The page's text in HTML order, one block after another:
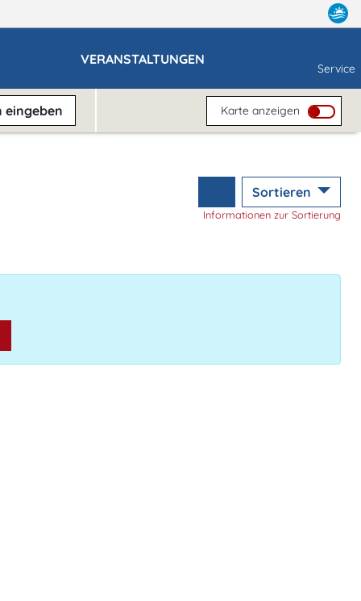
VERANSTALTUNGEN
Service
eingeben Karte anzeigen
Sortieren
Informationen zur Sortierung